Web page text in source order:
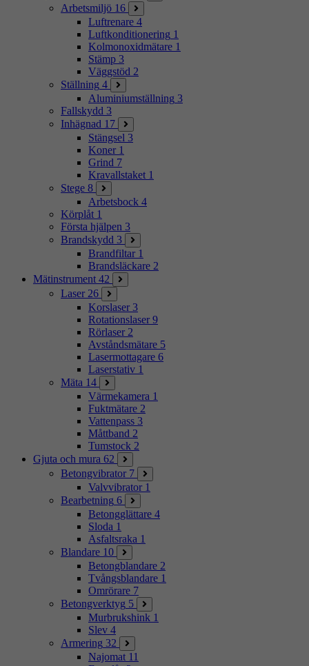
Arbetsmiljö 16
Luftrenare 4
Luftkonditionering 1
Kolmonoxidmätare 1
Stämp 3
Väggstöd 2
Ställning 4
Aluminiumställning 3
Fallskydd 3
Inhägnad 17
Stängsel 3
Koner 1
Grind 7
Kravallstaket 1
Stege 8
Arbetsbock 4
Körplåt 1
Första hjälpen 3
Brandskydd 3
Brandfiltar 1
Brandsläckare 2
Mätinstrument 42
Laser 26
Korslaser 3
Rotationslaser 9
Rörlaser 2
Avståndsmätare 5
Lasermottagare 6
Laserstativ 1
Mäta 14
Värmekamera 1
Fuktmätare 2
Vattenpass 3
Måttband 2
Tumstock 2
Gjuta och mura 62
Betongvibrator 7
Valvvibrator 1
Bearbetning 6
Betongglättare 4
Sloda 1
Asfaltsraka 1
Blandare 10
Betongblandare 2
Tvångsblandare 1
Omrörare 7
Betongverktyg 5
Murbrukshink 1
Slev 4
Armering 32
Najomat 11